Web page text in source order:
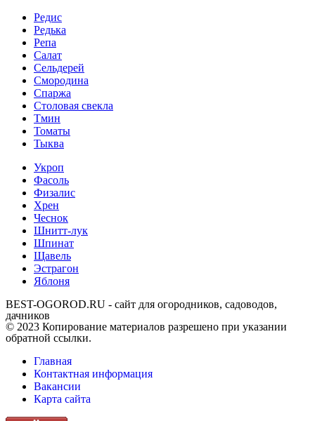
Редис
Редька
Репа
Салат
Сельдерей
Смородина
Спаржа
Столовая свекла
Тмин
Томаты
Тыква
Укроп
Фасоль
Физалис
Хрен
Чеснок
Шнитт-лук
Шпинат
Щавель
Эстрагон
Яблоня
BEST-OGOROD.RU - сайт для огородников, садоводов,
дачников
© 2023 Копирование материалов разрешено при указании
обратной ссылки.
Главная
Контактная информация
Вакансии
Карта сайта